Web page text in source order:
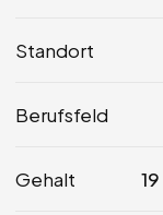
Standort
Berufsfeld
Gehalt 19